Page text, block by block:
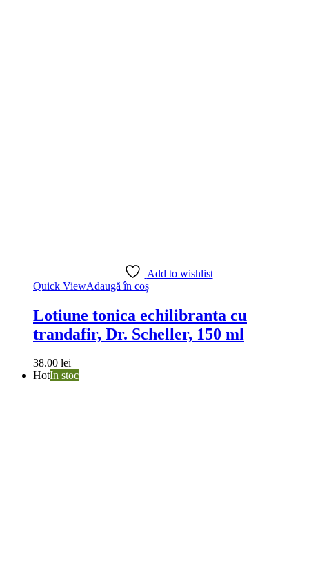
Add to wishlist
Quick ViewAdaugă în coș
Lotiune tonica echilibranta cu
trandafir, Dr. Scheller, 150 ml
38.00 lei
HotIn stoc